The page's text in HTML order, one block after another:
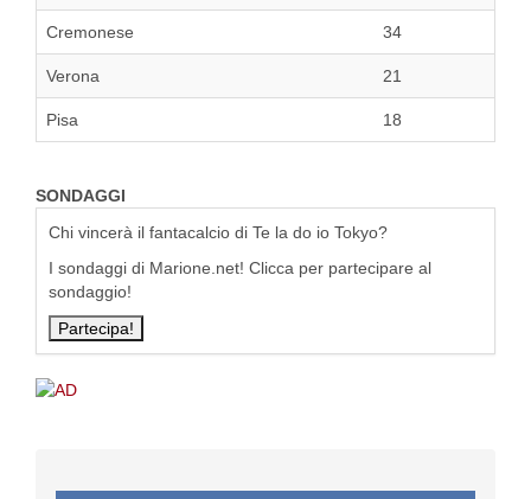
Cremonese 34
Verona 21
Pisa 18
SONDAGGI
Chi vincerà il fantacalcio di Te la do io Tokyo?
I sondaggi di Marione.net! Clicca per partecipare al
sondaggio!